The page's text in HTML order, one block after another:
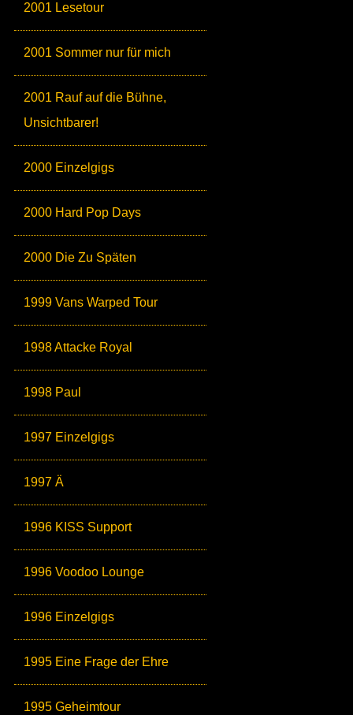
2001 Lesetour
2001 Sommer nur für mich
2001 Rauf auf die Bühne,
Unsichtbarer!
2000 Einzelgigs
2000 Hard Pop Days
2000 Die Zu Späten
1999 Vans Warped Tour
1998 Attacke Royal
1998 Paul
1997 Einzelgigs
1997 Ä
1996 KISS Support
1996 Voodoo Lounge
1996 Einzelgigs
1995 Eine Frage der Ehre
1995 Geheimtour